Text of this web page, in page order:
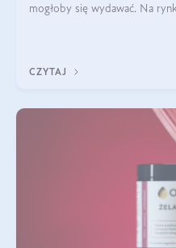
mogłoby się wydawać. Na
CZYTAJ